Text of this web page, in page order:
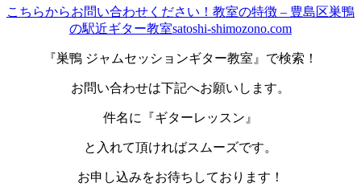
こちらからお問い合わせください！ 教室の特徴 – 豊島区巣鴨
の駅近ギター教室satoshi-shimozono.com
『巣鴨 ジャムセッションギター教室』で検索！
お問い合わせは下記へお願いします。
件名に『ギターレッスン』
と入れて頂ければスムーズです。
お申し込みをお待ちしております！